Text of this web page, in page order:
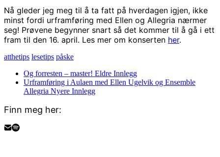
Nå gleder jeg meg til å ta fatt på hverdagen igjen, ikke
minst fordi urframføring med Ellen og Allegria nærmer
seg! Prøvene begynner snart så det kommer til å gå i ett
fram til den 16. april. Les mer om konserten her.
atthetips lesetips påske
Og forresten – master! Eldre Innlegg
Urframføring i Aulaen med Ellen Ugelvik og Ensemble
Allegria Nyere Innlegg
Finn meg her: